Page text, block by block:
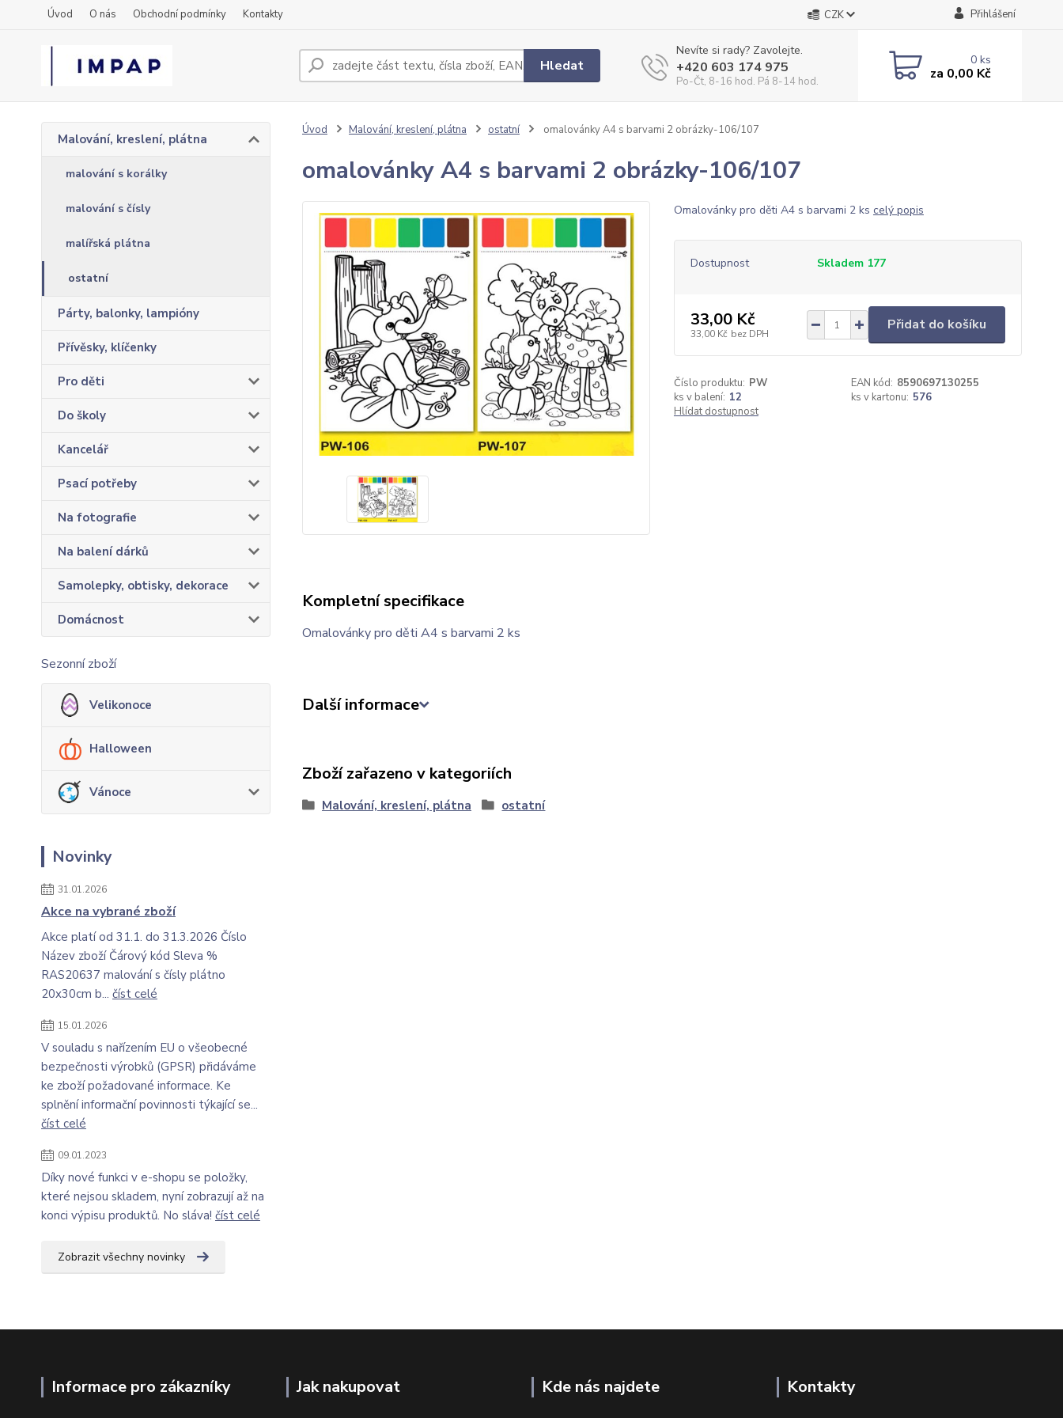
Úvod O nás Obchodní podmínky Kontakty CZK Přihlášení
Hledat
Nevíte si rady? Zavolejte.
+420 603 174 975
Po-Čt, 8-16 hod. Pá 8-14 hod.
0ks
za 0,00 Kč
Malování, kreslení, plátna
malování s korálky
malování s čísly
malířská plátna
ostatní
Párty, balonky, lampióny
Přívěsky, klíčenky
Pro děti
Do školy
Kancelář
Psací potřeby
Na fotografie
Na balení dárků
Samolepky, obtisky, dekorace
Domácnost
Sezonní zboží
Velikonoce
Halloween
Vánoce
Novinky
31.01.2026
Akce na vybrané zboží
Akce platí od 31.1. do 31.3.2026 Číslo
Název zboží Čárový kód Sleva %
RAS20637 malování s čísly plátno
20x30cm b... číst celé
15.01.2026
V souladu s nařízením EU o všeobecné
bezpečnosti výrobků (GPSR) přidáváme
ke zboží požadované informace. Ke
splnění informační povinnosti týkající se...
číst celé
09.01.2023
Díky nové funkci v e-shopu se položky,
které nejsou skladem, nyní zobrazují až na
konci výpisu produktů. No sláva! číst celé
Zobrazit všechny novinky
Úvod Malování, kreslení, plátna ostatní omalovánky A4 s barvami 2 obrázky-106/107
omalovánky A4 s barvami 2 obrázky-106/107
Omalovánky pro děti A4 s barvami 2 ks celý popis
Dostupnost Skladem 177
33,00 Kč
33,00 Kč bez DPH
Přidat do košíku
Číslo produktu: PW EAN kód: 8590697130255
ks v balení: 12 ks v kartonu: 576
Hlídat dostupnost
Kompletní specifikace
Omalovánky pro děti A4 s barvami 2 ks
Další informace
Zboží zařazeno v kategoriích
Malování, kreslení, plátna ostatní
Informace pro zákazníky Jak nakupovat Kde nás najdete Kontakty